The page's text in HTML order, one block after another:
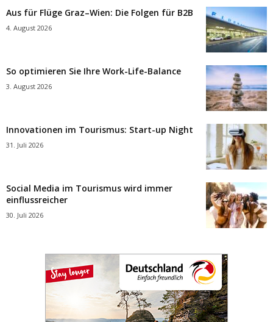
Aus für Flüge Graz–Wien: Die Folgen für B2B
4. August 2026
So optimieren Sie Ihre Work-Life-Balance
3. August 2026
Innovationen im Tourismus: Start-up Night
31. Juli 2026
Social Media im Tourismus wird immer
einflussreicher
30. Juli 2026